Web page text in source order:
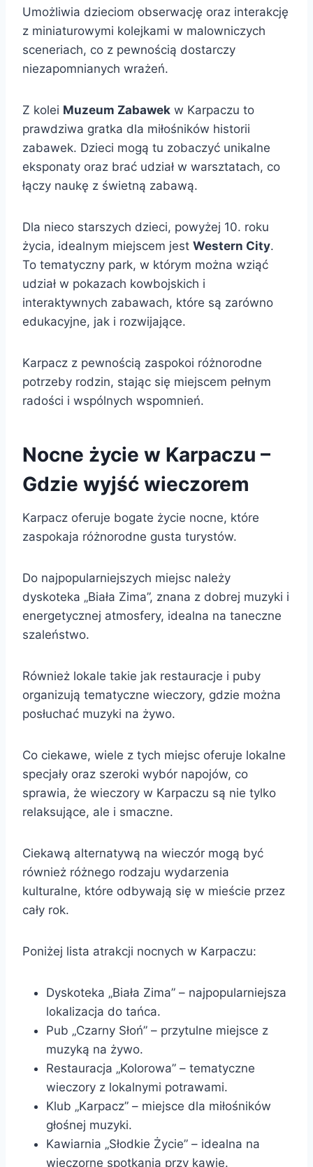
Umożliwia dzieciom obserwację oraz interakcję
z miniaturowymi kolejkami w malowniczych
sceneriach, co z pewnością dostarczy
niezapomnianych wrażeń.
Z kolei Muzeum Zabawek w Karpaczu to
prawdziwa gratka dla miłośników historii
zabawek. Dzieci mogą tu zobaczyć unikalne
eksponaty oraz brać udział w warsztatach, co
łączy naukę z świetną zabawą.
Dla nieco starszych dzieci, powyżej 10. roku
życia, idealnym miejscem jest Western City.
To tematyczny park, w którym można wziąć
udział w pokazach kowbojskich i
interaktywnych zabawach, które są zarówno
edukacyjne, jak i rozwijające.
Karpacz z pewnością zaspokoi różnorodne
potrzeby rodzin, stając się miejscem pełnym
radości i wspólnych wspomnień.
Nocne życie w Karpaczu –
Gdzie wyjść wieczorem
Karpacz oferuje bogate życie nocne, które
zaspokaja różnorodne gusta turystów.
Do najpopularniejszych miejsc należy
dyskoteka „Biała Zima”, znana z dobrej muzyki i
energetycznej atmosfery, idealna na taneczne
szaleństwo.
Również lokale takie jak restauracje i puby
organizują tematyczne wieczory, gdzie można
posłuchać muzyki na żywo.
Co ciekawe, wiele z tych miejsc oferuje lokalne
specjały oraz szeroki wybór napojów, co
sprawia, że wieczory w Karpaczu są nie tylko
relaksujące, ale i smaczne.
Ciekawą alternatywą na wieczór mogą być
również różnego rodzaju wydarzenia
kulturalne, które odbywają się w mieście przez
cały rok.
Poniżej lista atrakcji nocnych w Karpaczu:
Dyskoteka „Biała Zima” – najpopularniejsza
lokalizacja do tańca.
Pub „Czarny Słoń” – przytulne miejsce z
muzyką na żywo.
Restauracja „Kolorowa” – tematyczne
wieczory z lokalnymi potrawami.
Klub „Karpacz” – miejsce dla miłośników
głośnej muzyki.
Kawiarnia „Słodkie Życie” – idealna na
wieczorne spotkania przy kawie.